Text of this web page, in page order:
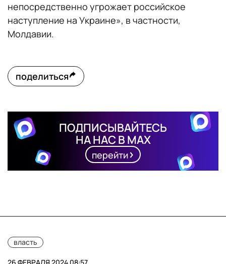
непосредственно угрожает российское
наступление на Украине», в частности,
Молдавии.
поделиться
ПОДПИСЫВАЙТЕСЬ
НА НАС В MAX
перейти
власть